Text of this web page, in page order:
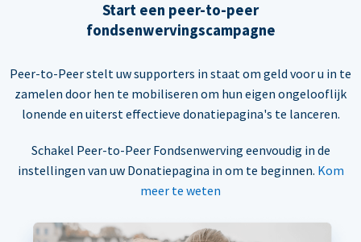
Start een peer-to-peer
fondsenwervingscampagne
Peer-to-Peer stelt uw supporters in staat om geld voor u in te
zamelen door hen te mobiliseren om hun eigen ongelooflijk
lonende en uiterst effectieve donatiepagina's te lanceren.
Schakel Peer-to-Peer Fondsenwerving eenvoudig in de
instellingen van uw Donatiepagina in om te beginnen. Kom
meer te weten